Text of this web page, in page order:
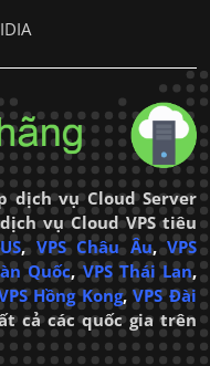
dịch vụ Cloud Server
vụ Cloud VPS tiêu
,VPS Châu Âu,VPS
Quốc,VPS Thái Lan,
Hồng Kong,VPS Đài
cả các quốc gia trên